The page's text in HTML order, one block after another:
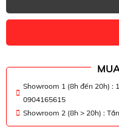
Showroom 1 (8h đến 20h) :
0904165615
Showroom 2 (8h > 20h) :